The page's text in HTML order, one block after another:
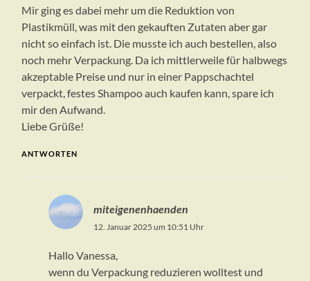
Mir ging es dabei mehr um die Reduktion von
Plastikmüll, was mit den gekauften Zutaten aber gar
nicht so einfach ist. Die musste ich auch bestellen, also
noch mehr Verpackung. Da ich mittlerweile für halbwegs
akzeptable Preise und nur in einer Pappschachtel
verpackt, festes Shampoo auch kaufen kann, spare ich
mir den Aufwand.
Liebe Grüße!
ANTWORTEN
miteigenenhaenden
12. Januar 2025 um 10:51 Uhr
Hallo Vanessa,
wenn du Verpackung reduzieren wolltest und